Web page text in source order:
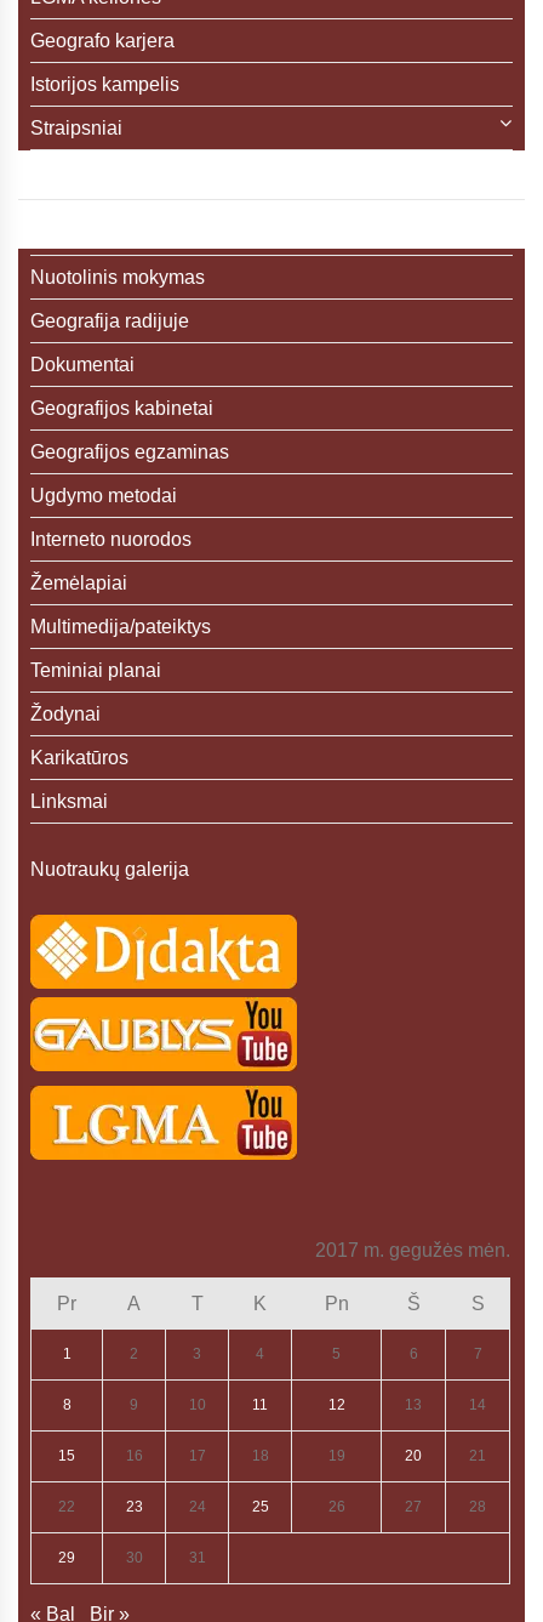
Geografo karjera
Istorijos kampelis
Straipsniai
Nuotolinis mokymas
Geografija radijuje
Dokumentai
Geografijos kabinetai
Geografijos egzaminas
Ugdymo metodai
Interneto nuorodos
Žemėlapiai
Multimedija/pateiktys
Teminiai planai
Žodynai
Karikatūros
Linksmai
Nuotraukų galerija
2017 m. gegužės mėn.
Pr A T K Pn Š S
1 2 3 4 5 6 7
8 9 10 11 12 13 14
15 16 17 18 19 20 21
22 23 24 25 26 27 28
29 30 31
« Bal Bir »